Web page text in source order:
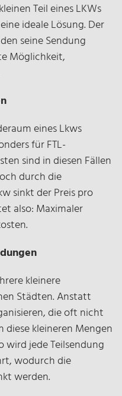
Teil eines LKWs
ideale Lösung. Der
seine Sendung
Möglichkeit,
eines Lkws
für FTL-
sind in diesen Fällen
durch die
sinkt der Preis pro
also: Maximaler
kleinere
Städten. Anstatt
die oft nicht
kleineren Mengen
wird jede Teilsendung
wodurch die
werden.